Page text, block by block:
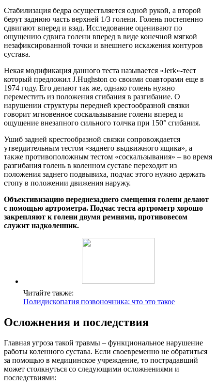
Стабилизация бедра осуществляется одной рукой, а второй
берут заднюю часть верхней 1/3 голени. Голень постепенно
сдвигают вперед и взад. Исследование оценивают по
ощущению сдвига голени вперед в виде конечной мягкой
незафиксированной точки и внешнего искажения контуров
сустава.
Некая модификация данного теста называется «Jerk»-тест
который предложил J.Hughston со своими соавторами еще в
1974 году. Его делают так же, однако голень нужно
переместить из положения сгибания в разгибание. О
нарушении структуры передней крестообразной связки
говорит мгновенное соскальзывание голени вперед и
ощущение внезапного сильного толчка при 150° сгибания.
Ушиб задней крестообразной связки сопровождается
утвердительным тестом «заднего выдвижного ящика», а
также противоположным тестом «соскальзывания» – во время
разгибания голень в коленном суставе переходит из
положения заднего подвывиха, подчас этого нужно держать
стопу в положении движения наружу.
Объективизацию переднезаднего смещения голени делают
с помощью артрометра. Подчас теста артрометр хорошо
закрепляют к голени двумя ремнями, противовесом
служит надколенник.
Читайте также:
Полидископатия позвоночника: что это такое
Осложнения и последствия
Главная угроза такой травмы – функциональное нарушение
работы коленного сустава. Если своевременно не обратиться
за помощью в медицинское учреждение, то пострадавший
может столкнуться со следующими осложнениями и
последствиями: